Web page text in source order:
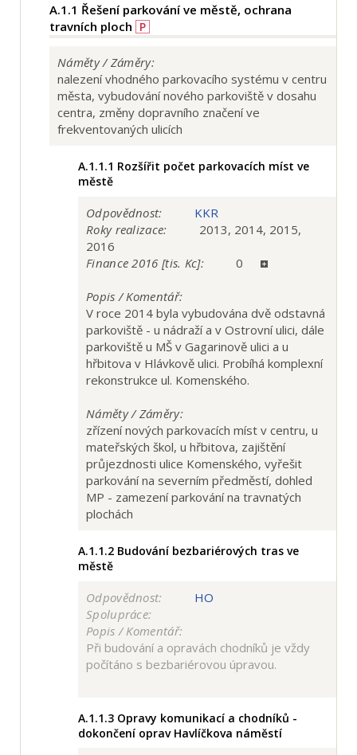
A.1.1 Řešení parkování ve městě, ochrana
travních ploch P
Náměty / Záměry:
nalezení vhodného parkovacího systému v centru
města, vybudování nového parkoviště v dosahu
centra, změny dopravního značení ve
frekventovaných ulicích
A.1.1.1 Rozšířit počet parkovacích míst ve
městě
Odpovědnost:
KKR
Roky realizace:
2013, 2014, 2015,
2016
Finance 2016 [tis. Kc]:
0
Popis / Komentář:
V roce 2014 byla vybudována dvě odstavná
parkoviště - u nádraží a v Ostrovní ulici, dále
parkoviště u MŠ v Gagarinově ulici a u
hřbitova v Hlávkově ulici. Probíhá komplexní
rekonstrukce ul. Komenského.
Náměty / Záměry:
zřízení nových parkovacích míst v centru, u
mateřských škol, u hřbitova, zajištění
průjezdnosti ulice Komenského, vyřešit
parkování na severním předměstí, dohled
MP - zamezení parkování na travnatých
plochách
A.1.1.2 Budování bezbariérových tras ve
městě
Odpovědnost:
HO
Spolupráce:
Popis / Komentář:
Při budování a opravách chodníků je vždy
počítáno s bezbariérovou úpravou.
A.1.1.3 Opravy komunikací a chodníků -
dokončení oprav Havlíčkova náměstí